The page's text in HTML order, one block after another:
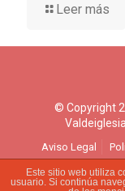
Leer más
© Copyright
Aviso Legal
Este sitio web utiliza
usuario. Si continúa